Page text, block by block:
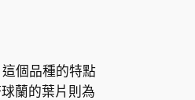
個品種的特點
蘭的葉片則為